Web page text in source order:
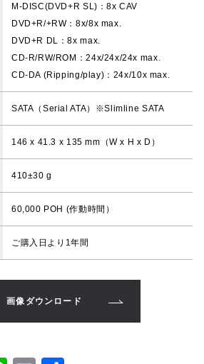
M-DISC(DVD+R SL)：8x CAV
DVD+R/+RW：8x/8x max.
DVD+R DL：8x max.
CD-R/RW/ROM：24x/24x/24x max.
CD-DA (Ripping/play)：24x/10x max.
SATA（Serial ATA）※Slimline SATA
146 x 41.3 x 135 mm（W x H x D）
410±30 g
60,000 POH (作動時間）
ご購入日より1年間
画像ダウンロード